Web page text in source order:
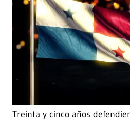
Treinta y cinco años